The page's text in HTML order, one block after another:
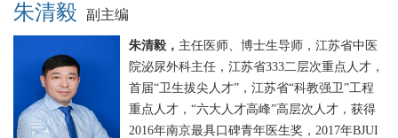
朱清毅 副主编
朱清毅， 主任医师、博士生导师，江苏省中医
院泌尿外科主任，江苏省333二层次重点人才，
首届“卫生拔尖人才”，江苏省“科教强卫”工程
重点人才，“六大人才高峰”高层次人才，获得
2016年南京最具口碑青年医生奖，2017年BJUI